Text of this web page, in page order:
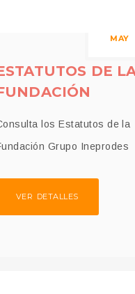
MAY
DE
los Estatutos de la
Grupo Ineprodes
VER DETALLES